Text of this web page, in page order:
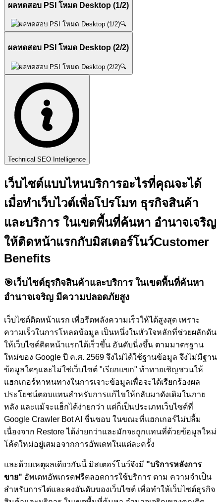
ผลทดสอบ PSI โหมด Desktop (1/2)
🔍
ผลทดสอบ PSI โหมด Desktop (2/2)
🔍
Technical SEO Intelligence
เว็บไซต์แบบไหนบริการอะไรที่คุณจะได้
เมื่อทำเว็บไวต์เพื่อโปรโมท ธุรกิจสินค้า
และบริการ ในเขตพื้นที่ค้นหา อำนาจเจริญ
ให้ติดหน้าแรกกับมิสเตอร์โนว์Customer
Benefits
🎯เว็บไซต์ธุรกิจสินค้าและบริการ ในเขตพื้นที่ค้นหา
อำนาจเจริญ มีความปลอดภัยสูง
เว็บไซต์ติดหน้าแรก เพื่อรีดพลังความเร็วให้ได้สูงสุด เพราะ
ความเร็วในการโหลดข้อมูล เป็นหนึ่งในหัวใจหลักที่ช่วยผลักดัน
ให้เว็บไซต์ติดหน้าแรกได้เร็วขึ้น อันดับนิ่งขึ้น ตามมาตรฐาน
ใหม่ของ Google ปี ค.ศ. 2569 จึงไม่ได้ใช้ฐานข้อมูล จึงไม่มีฐาน
ข้อมูลใดๆและไม่ใช่เว็บไซต์ "เรียกแขก" ท้าทายเชิญชวนให้
แฮกเกอร์หาหนทางในการเจาะข้อมูลเพื่อจะได้เรียกร้องผล
ประโยชน์ตอบแทนสำหรับการแก้ไขให้กลับมาดังเดิมในภาย
หลัง และแม้จะแฮ็กได้ง่ายกว่า แต่ก็เป็นประเภทเว็บไซต์ที่
Google Crawler Bot AI ชื่นชอบ ในขณะที่แฮกเกอร์ไม่ปลื้ม
เนื่องจาก Restore ได้ง่ายกว่าและมักจะถูกแทนที่ด้วยข้อมูลใหม่
โค้ดใหม่อยู่เสมอจากการอัพเดทในแต่ละครั้ง
และด้วยเหตุผลเดียวกันนี้ มิสเตอร์โนว์จึงมี "บริการหลังการ
ขาย" อัพเดทอัพเกรดฟรีตลอดการใช้บริการ ตาม ความจำเป็น
สำหรับการไต่และคงอันดับของเว็บไซต์ เพื่อทำให้เว็บไซต์ธุรกิจ